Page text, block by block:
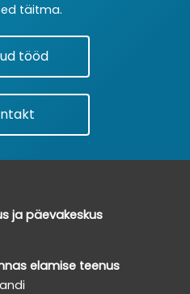
täitma.
tööd
ja päevakeskus
elamise teenus